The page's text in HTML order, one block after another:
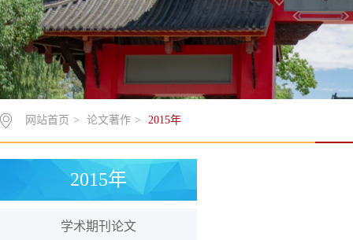
网站首页 > 论文著作 > 2015年
2015年
学术期刊论文